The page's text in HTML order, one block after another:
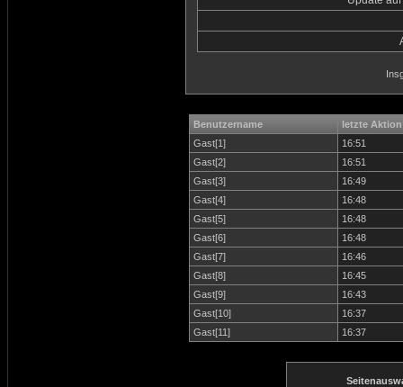
Benutzername
letzte Aktion
Gast[1]
16:51
Gast[2]
16:51
Gast[3]
16:49
Gast[4]
16:48
Gast[5]
16:48
Gast[6]
16:48
Gast[7]
16:46
Gast[8]
16:45
Gast[9]
16:43
Gast[10]
16:37
Gast[11]
16:37